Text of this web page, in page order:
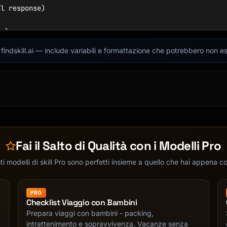
response)
emotion?"
— include variabili e formattazione che potrebbero non
Fai il Salto di Qualità con i Modelli Pro
modelli di skill Pro sono perfetti insieme a quello che hai appena
PRO
Checklist Viaggio con Bambini
Prepara viaggi con bambini - packing,
intrattenimento e sopravvivenza. Vacanze senza